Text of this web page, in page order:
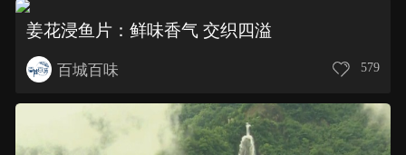
姜花浸鱼片：鲜味香气 交织四溢
百城百味 579